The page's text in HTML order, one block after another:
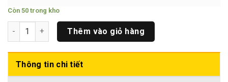
Còn 50 trong kho
Thép Tròn Đặc Phi (14 x 500)mm số lượng
Thêm vào giỏ hàng
Thông tin chi tiết